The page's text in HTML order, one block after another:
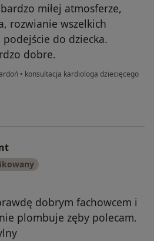
miłej atmosferze,
rozwianie wszelkich
do dziecka.
dobre.
• konsultacja kardiologa dziecięcego
dobrym fachowcem i
plombuje zęby polecam.